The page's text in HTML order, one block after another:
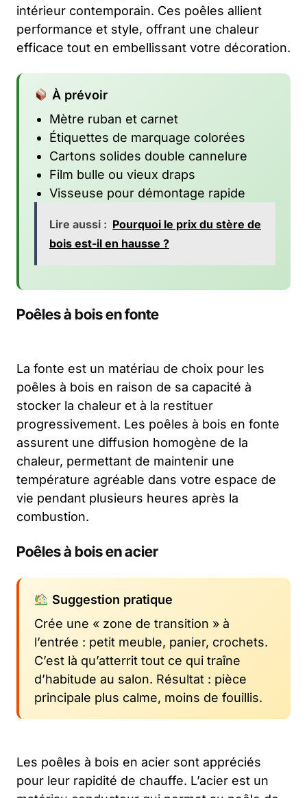
intérieur contemporain. Ces poêles allient
performance et style, offrant une chaleur
efficace tout en embellissant votre décoration.
À prévoir
Mètre ruban et carnet
Étiquettes de marquage colorées
Cartons solides double cannelure
Film bulle ou vieux draps
Visseuse pour démontage rapide
Lire aussi : Pourquoi le prix du stère de
bois est-il en hausse ?
Poêles à bois en fonte
La fonte est un matériau de choix pour les
poêles à bois en raison de sa capacité à
stocker la chaleur et à la restituer
progressivement. Les poêles à bois en fonte
assurent une diffusion homogène de la
chaleur, permettant de maintenir une
température agréable dans votre espace de
vie pendant plusieurs heures après la
combustion.
Poêles à bois en acier
Suggestion pratique
Crée une « zone de transition » à
l’entrée : petit meuble, panier, crochets.
C’est là qu’atterrit tout ce qui traîne
d’habitude au salon. Résultat : pièce
principale plus calme, moins de fouillis.
Les poêles à bois en acier sont appréciés
pour leur rapidité de chauffe. L’acier est un